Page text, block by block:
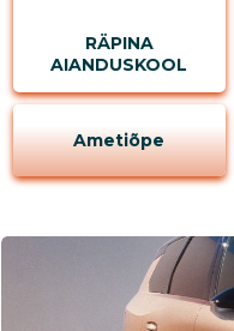
RÄPINA
AIANDUSKOOL
Ametiõpe